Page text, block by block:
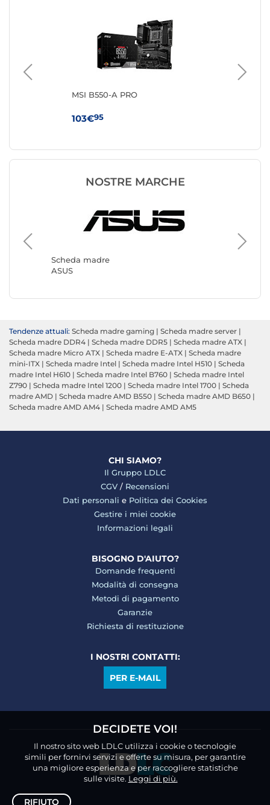
MSI B550-A PRO
103€95
NOSTRE MARCHE
Scheda madre
ASUS
Tendenze attuali: Scheda madre gaming | Scheda madre server |
Scheda madre DDR4 | Scheda madre DDR5 | Scheda madre ATX |
Scheda madre Micro ATX | Scheda madre E-ATX | Scheda madre
mini-ITX | Scheda madre Intel | Scheda madre Intel H510 | Scheda
madre Intel H610 | Scheda madre Intel B760 | Scheda madre Intel
Z790 | Scheda madre Intel 1200 | Scheda madre Intel 1700 | Scheda
madre AMD | Scheda madre AMD B550 | Scheda madre AMD B650 |
Scheda madre AMD AM4 | Scheda madre AMD AM5
CHI SIAMO?
Il Gruppo LDLC
CGV / Recensioni
Dati personali e Politica dei Cookies
Gestire i miei cookie
Informazioni legali
BISOGNO D'AIUTO?
Domande frequenti
Modalità di consegna
Metodi di pagamento
Garanzie
Richiesta di restituzione
I NOSTRI CONTATTI:
PER E-MAIL
DECIDETE VOI!
Il nostro sito web LDLC utilizza i cookie o tecnologie
simili per fornirvi servizi e offerte su misura, per garantire
una migliore esperienza e per raccogliere statistiche
sulle visite. Leggi di più.
RIFIUTO